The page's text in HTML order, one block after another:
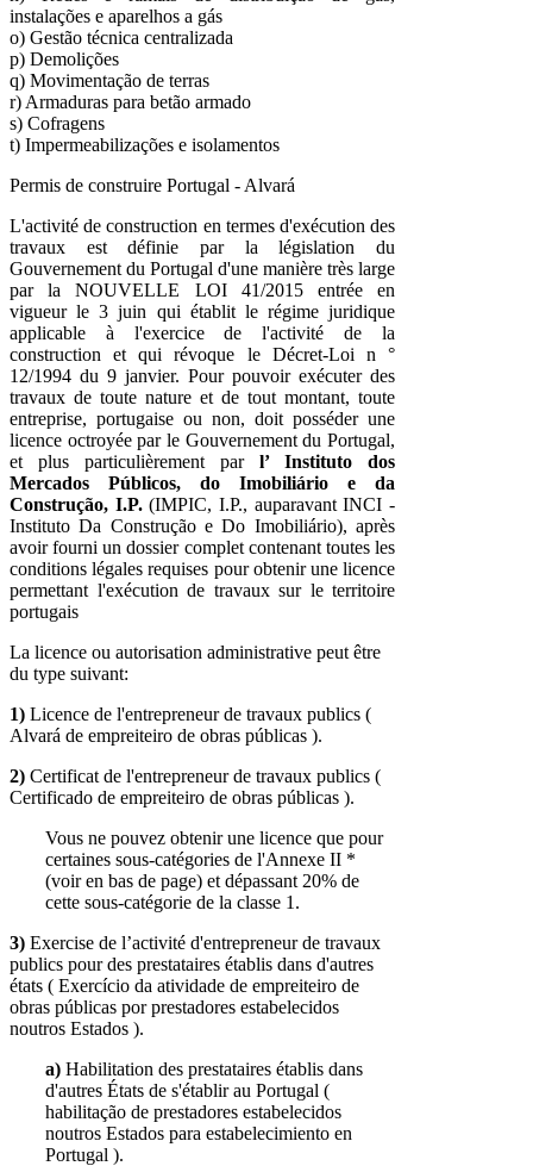
instalações e aparelhos a gás
o) Gestão técnica centralizada
p) Demolições
q) Movimentação de terras
r) Armaduras para betão armado
s) Cofragens
t) Impermeabilizações e isolamentos
Permis de construire Portugal - Alvará
L'activité de construction en termes d'exécution des
travaux est définie par la législation du
Gouvernement du Portugal d'une manière très large
par la NOUVELLE LOI 41/2015 entrée en
vigueur le 3 juin qui établit le régime juridique
applicable à l'exercice de l'activité de la
construction et qui révoque le Décret-Loi n °
12/1994 du 9 janvier. Pour pouvoir exécuter des
travaux de toute nature et de tout montant, toute
entreprise, portugaise ou non, doit posséder une
licence octroyée par le Gouvernement du Portugal,
et plus particulièrement par l’ Instituto dos
Mercados Públicos, do Imobiliário e da
Construção, I.P.(IMPIC, I.P., auparavant INCI -
Instituto Da Construção e Do Imobiliário), après
avoir fourni un dossier complet contenant toutes les
conditions légales requises pour obtenir une licence
permettant l'exécution de travaux sur le territoire
portugais
La licence ou autorisation administrative peut être
du type suivant:
1) Licence de l'entrepreneur de travaux publics (
Alvará de empreiteiro de obras públicas ).
2) Certificat de l'entrepreneur de travaux publics (
Certificado de empreiteiro de obras públicas ).
Vous ne pouvez obtenir une licence que pour
certaines sous-catégories de l'Annexe II *
(voir en bas de page) et dépassant 20% de
cette sous-catégorie de la classe 1.
3) Exercise de l’activité d'entrepreneur de travaux
publics pour des prestataires établis dans d'autres
états ( Exercício da atividade de empreiteiro de
obras públicas por prestadores estabelecidos
noutros Estados ).
a) Habilitation des prestataires établis dans
d'autres États de s'établir au Portugal (
habilitação de prestadores estabelecidos
noutros Estados para estabelecimiento en
Portugal ).